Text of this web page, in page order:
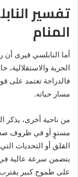
تفسير
المنام
أما النابلسي فيرى
الحرية والاستقلالية،
فالدراجة تعتمد على
مسار حياته.
من ناحية أخرى، يذكر
مستوٍ أو في ظروف
القلق أو التحديات
يتضمن سرعة عالية
على طموح كبير